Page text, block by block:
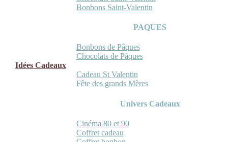
Bonbons Saint-Valentin
PAQUES
Bonbons de Pâques
Chocolats de Pâques
Idées Cadeaux
Cadeau St Valentin
Fête des grands Mères
Univers Cadeaux
Cinéma 80 et 90
Coffret cadeau